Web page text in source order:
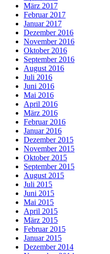
März 2017
Februar 2017
Januar 2017
Dezember 2016
November 2016
Oktober 2016
September 2016
August 2016
Juli 2016
Juni 2016
Mai 2016
April 2016
März 2016
Februar 2016
Januar 2016
Dezember 2015
November 2015
Oktober 2015
September 2015
August 2015
Juli 2015
Juni 2015
Mai 2015
April 2015
März 2015
Februar 2015
Januar 2015
Dezember 2014